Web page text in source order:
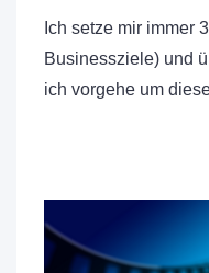
Ich setze mir immer
Businessziele) und
ich vorgehe um